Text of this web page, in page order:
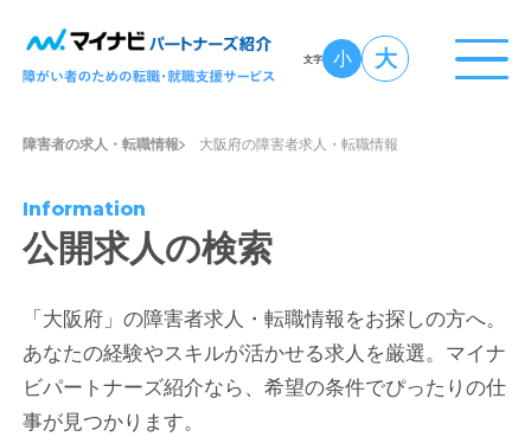
文字 小 大
障害者の求人・転職情報 大阪府の障害者求人・転職情報
Information
公開求人の検索
「大阪府」の障害者求人・転職情報をお探しの方へ。
あなたの経験やスキルが活かせる求人を厳選。マイナ
ビパートナーズ紹介なら、希望の条件でぴったりの仕
事が見つかります。